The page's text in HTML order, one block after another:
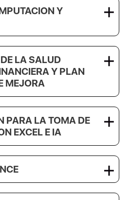
Y
LA SALUD
Y PLAN
MEJORA
PARA LA TOMA DE
EXCEL E IA